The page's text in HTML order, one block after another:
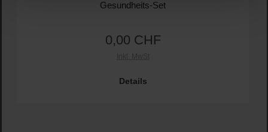
Gesundheits-Set
Regulärer Preis:
0,00 CHF
Inkl. MwSt
Details